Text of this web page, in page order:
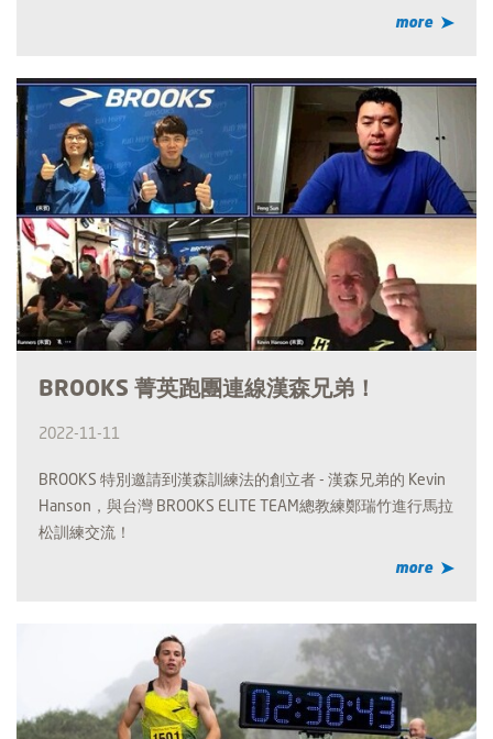
more
BROOKS 菁英跑團連線漢森兄弟！
2022-11-11
BROOKS 特別邀請到漢森訓練法的創立者 - 漢森兄弟的 Kevin
Hanson，與台灣 BROOKS ELITE TEAM總教練鄭瑞竹進行馬拉
松訓練交流！
more